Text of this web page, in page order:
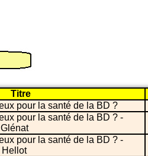
Titre
pour la santé de la BD ?
pour la santé de la BD ? -
pour la santé de la BD ? -
Hellot